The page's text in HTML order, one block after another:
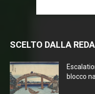
SCELTO DALLA
blocco